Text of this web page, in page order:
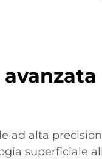
ad alta
superficiale